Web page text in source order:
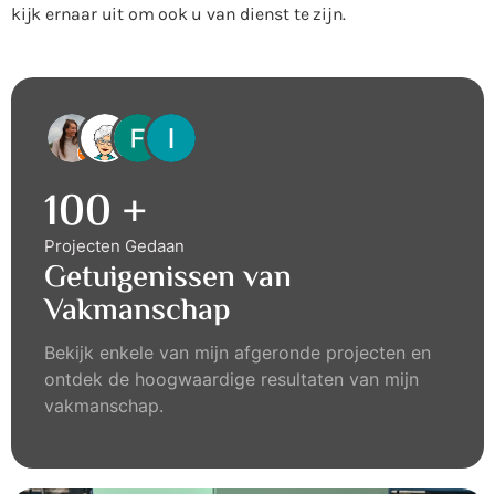
kijk ernaar uit om ook u van dienst te zijn.
100 +
Projecten Gedaan
Getuigenissen van
Vakmanschap
Bekijk enkele van mijn afgeronde projecten en
ontdek de hoogwaardige resultaten van mijn
vakmanschap.